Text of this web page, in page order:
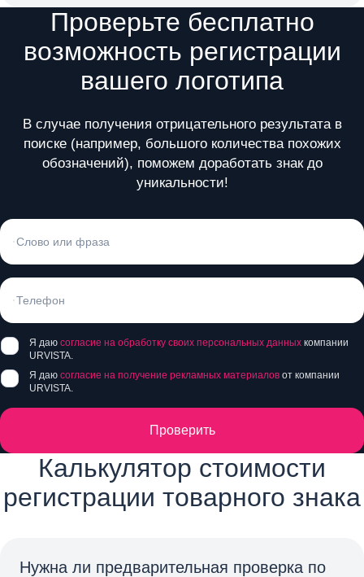
Проверьте бесплатно
возможность регистрации
вашего логотипа
В случае получения отрицательного результата в
поиске (например, большого количества похожих
обозначений), поможем доработать знак до
уникальности!
Я даю согласие на обработку своих персональных данных компании
URVISTA.
Я даю согласие на получение рекламных материалов от компании
URVISTA.
Проверить
Калькулятор стоимости
регистрации товарного знака
Нужна ли предварительная проверка по